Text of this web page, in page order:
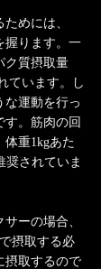
めには、
握ります。一
ク質摂取量
ています。し
な運動を行っ
す。筋肉の回
体重1kgあた
奨されていま
ーの場合、
摂取する必
摂取するので